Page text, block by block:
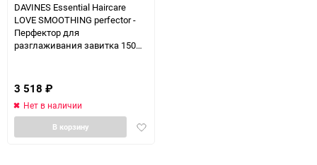
DAVINES Essential Haircare
LOVE SMOOTHING perfector -
Перфектор для
разглаживания завитка 150
3 518 ₽
Нет в наличии
Добавить
В корзину